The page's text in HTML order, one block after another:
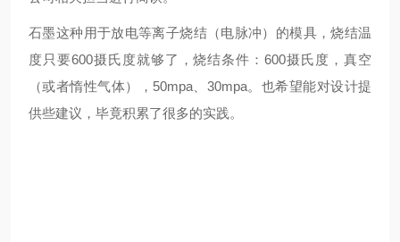
石墨这种用于放电等离子烧结（电脉冲）的模具，烧结温
度只要600摄氏度就够了，烧结条件：600摄氏度，真空
（或者惰性气体），50mpa、30mpa。也希望能对设计提
供些建议，毕竟积累了很多的实践。